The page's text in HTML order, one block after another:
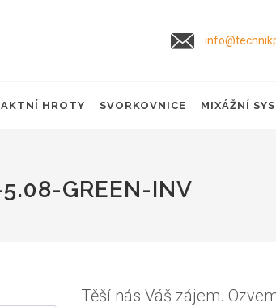
HROTY SVORKOVNICE MIXÁŽNÍ
GREEN-INV
Těší nás Váš zájem.